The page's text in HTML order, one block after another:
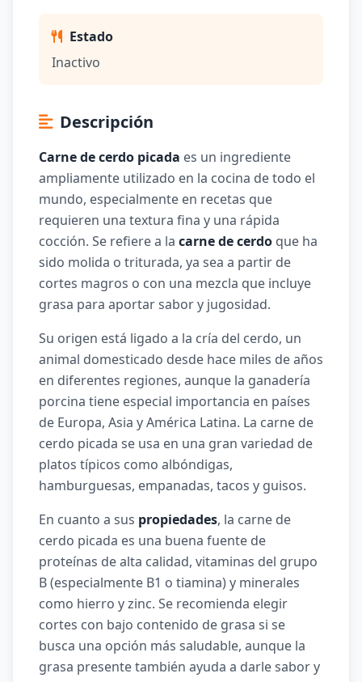
Estado
Inactivo
Descripción
Carne de cerdo picada es un ingrediente
ampliamente utilizado en la cocina de todo el
mundo, especialmente en recetas que
requieren una textura fina y una rápida
cocción. Se refiere a la carne de cerdo que ha
sido molida o triturada, ya sea a partir de
cortes magros o con una mezcla que incluye
grasa para aportar sabor y jugosidad.
Su origen está ligado a la cría del cerdo, un
animal domesticado desde hace miles de años
en diferentes regiones, aunque la ganadería
porcina tiene especial importancia en países
de Europa, Asia y América Latina. La carne de
cerdo picada se usa en una gran variedad de
platos típicos como albóndigas,
hamburguesas, empanadas, tacos y guisos.
En cuanto a sus propiedades, la carne de
cerdo picada es una buena fuente de
proteínas de alta calidad, vitaminas del grupo
B (especialmente B1 o tiamina) y minerales
como hierro y zinc. Se recomienda elegir
cortes con bajo contenido de grasa si se
busca una opción más saludable, aunque la
grasa presente también ayuda a darle sabor y